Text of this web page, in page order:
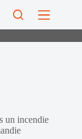
un incendie